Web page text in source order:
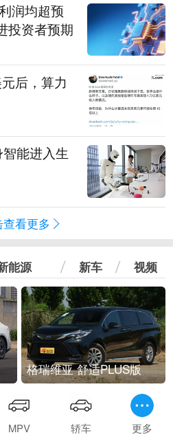
润均超预
投资者预期
后，算力
能进入生
查看更多
能源 新车 视频
格瑞维亚 舒适PLUS版
MPV 轿车 更多